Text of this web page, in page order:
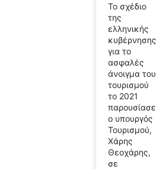
Το σχέδιο
της
ελληνικής
κυβέρνησης
για το
ασφαλές
άνοιγμα του
τουρισμού
το 2021
παρουσίασε
ο υπουργός
Τουρισμού,
Χάρης
Θεοχάρης,
σε